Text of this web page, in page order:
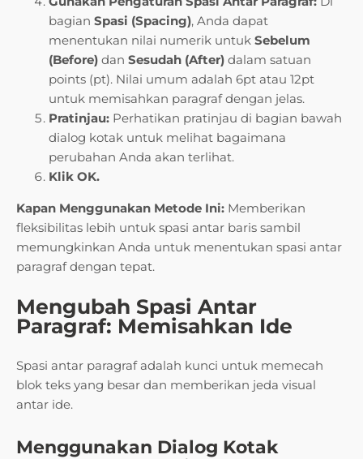
bagian Spasi (Spacing), Anda dapat
menentukan nilai numerik untuk Sebelum
(Before) dan Sesudah (After) dalam satuan
points (pt). Nilai umum adalah 6pt atau 12pt
untuk memisahkan paragraf dengan jelas.
Pratinjau: Perhatikan pratinjau di bagian bawah
dialog kotak untuk melihat bagaimana
perubahan Anda akan terlihat.
Klik OK.
Kapan Menggunakan Metode Ini: Memberikan
fleksibilitas lebih untuk spasi antar baris sambil
memungkinkan Anda untuk menentukan spasi antar
paragraf dengan tepat.
Mengubah Spasi Antar
Paragraf: Memisahkan Ide
Spasi antar paragraf adalah kunci untuk memecah
blok teks yang besar dan memberikan jeda visual
antar ide.
Menggunakan Dialog Kotak